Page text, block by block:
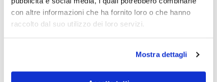
con altre informazioni che ha fornito loro o che hanno
raccolto dal suo utilizzo dei loro servizi.
Mostra dettagli